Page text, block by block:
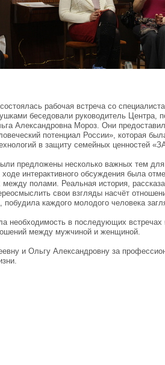
рабочая встреча со
беседовали руководитель Центра,
Александровна Мороз. Они
потенциал России», которая
в защиту семейных ценностей
предложены несколько важных тем
интерактивного обсуждения была
между полами. Реальная история,
свои взгляды насчёт
побудила каждого молодого человека
необходимость в последующих встречах
между мужчиной и женщиной.
и Ольгу Александровну за